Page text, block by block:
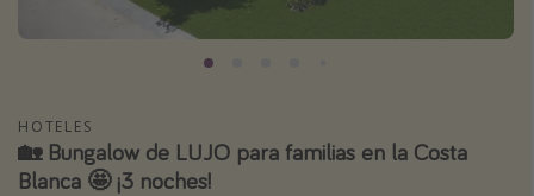
Marruecos
Tailandia
Maldivas
HOTELES
🏡 Bungalow de LUJO para familias en la Costa
Blanca 🤩 ¡3 noches!